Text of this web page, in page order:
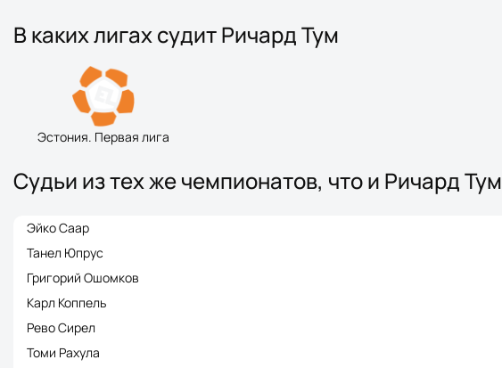
В каких лигах судит Ричард Тум
Эстония. Первая лига
Судьи из тех же чемпионатов, что и Ричард Тум
Эйко Саар
Танел Юпрус
Григорий Ошомков
Карл Коппель
Рево Сирел
Томи Рахула